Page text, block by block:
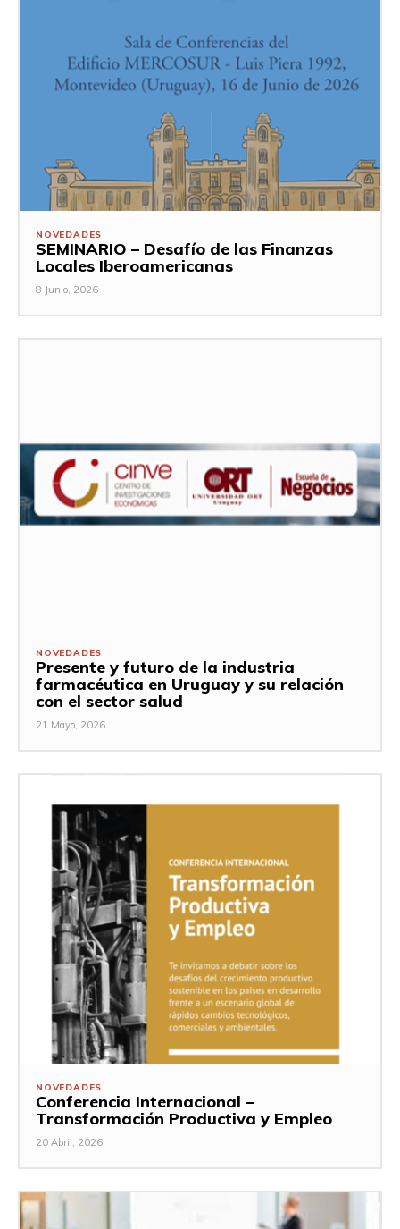
NOVEDADES
SEMINARIO – Desafío de las Finanzas
Locales Iberoamericanas
8 Junio, 2026
NOVEDADES
Presente y futuro de la industria
farmacéutica en Uruguay y su relación
con el sector salud
21 Mayo, 2026
NOVEDADES
Conferencia Internacional –
Transformación Productiva y Empleo
20 Abril, 2026